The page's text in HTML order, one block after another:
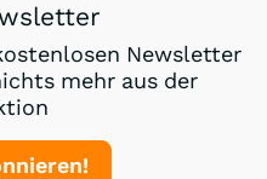
Newsletter
mehr aus der